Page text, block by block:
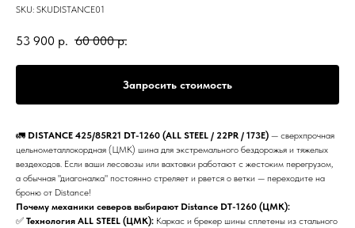
SKU: SKUDISTANCE01
53 900 р. 60 000 р.
Запросить стоимость
🚛 DISTANCE 425/85R21 DT-1260 (ALL STEEL / 22PR / 173E) — сверхпрочная
цельнометаллокордная (ЦМК) шина для экстремального бездорожья и тяжелых
вездеходов. Если ваши лесовозы или вахтовки работают с жестоким перегрузом,
а обычная "диагоналка" постоянно стреляет и рвется о ветки — переходите на
броню от Distance!
Почему механики северов выбирают Distance DT-1260 (ЦМК):
✅ Технология ALL STEEL (ЦМК): Каркас и брекер шины сплетены из стального